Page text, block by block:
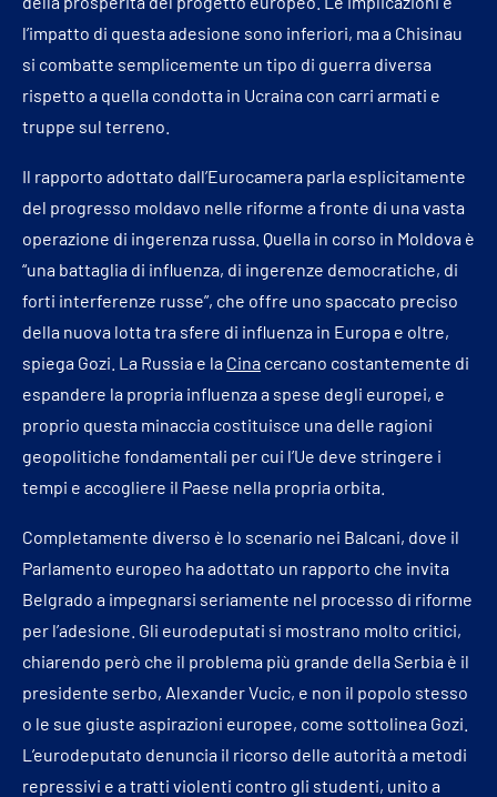
l’impatto di questa adesione sono inferiori, ma a Chisinau
si combatte semplicemente un tipo di guerra diversa
rispetto a quella condotta in Ucraina con carri armati e
truppe sul terreno.
Il rapporto adottato dall’Eurocamera parla esplicitamente
del progresso moldavo nelle riforme a fronte di una vasta
operazione di ingerenza russa. Quella in corso in Moldova è
“una battaglia di influenza, di ingerenze democratiche, di
forti interferenze russe”, che offre uno spaccato preciso
della nuova lotta tra sfere di influenza in Europa e oltre,
spiega Gozi. La Russia e la Cina cercano costantemente di
espandere la propria influenza a spese degli europei, e
proprio questa minaccia costituisce una delle ragioni
geopolitiche fondamentali per cui l’Ue deve stringere i
tempi e accogliere il Paese nella propria orbita.
Completamente diverso è lo scenario nei Balcani, dove il
Parlamento europeo ha adottato un rapporto che invita
Belgrado a impegnarsi seriamente nel processo di riforme
per l’adesione. Gli eurodeputati si mostrano molto critici,
chiarendo però che il problema più grande della Serbia è il
presidente serbo, Alexander Vucic, e non il popolo stesso
o le sue giuste aspirazioni europee, come sottolinea Gozi.
L’eurodeputato denuncia il ricorso delle autorità a metodi
repressivi e a tratti violenti contro gli studenti, unito a